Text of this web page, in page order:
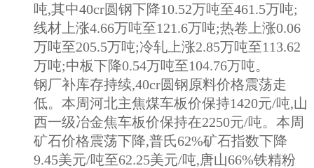
吨,其中40cr圆钢下降10.52万吨至461.5万吨;
线材上涨4.66万吨至121.6万吨;热卷上涨0.06
万吨至205.5万吨;冷轧上涨2.85万吨至113.62
万吨;中板下降0.54万吨至104.76万吨。
钢厂补库存持续,40cr圆钢原料价格震荡走
低。本周河北主焦煤车板价保持1420元/吨,山
西一级冶金焦车板价保持在2250元/吨。本周
矿石价格震荡下降,普氏62%矿石指数下降
9.45美元/吨至62.25美元/吨,唐山66%铁精粉